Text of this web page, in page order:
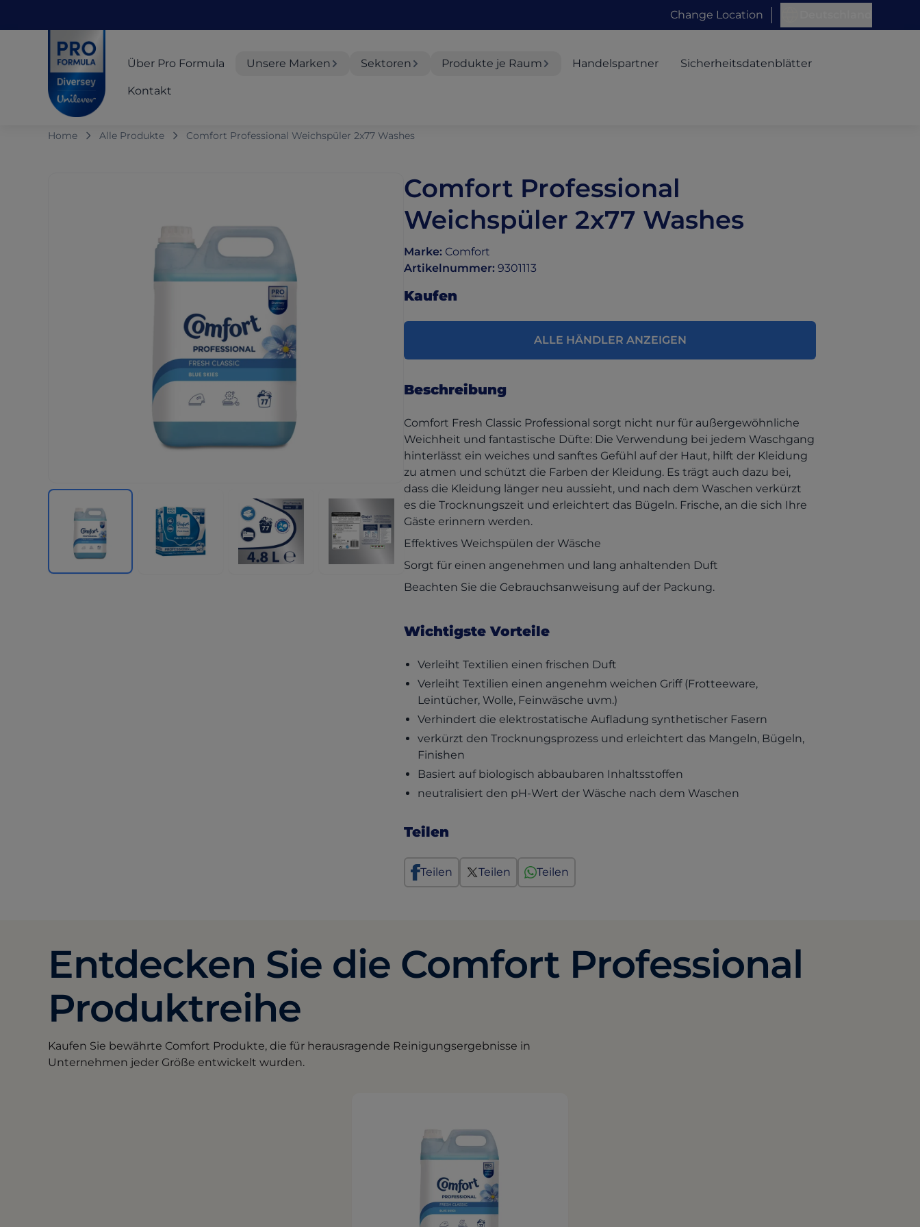
Change Location
Über Pro Formula Unsere Marken Sektoren Produkte je Raum Handelspartner Sicherheitsdatenblätter
Kontakt
Home Alle Produkte Comfort Professional Weichspüler 2x77 Washes
Comfort Professional
Weichspüler 2x77 Washes
Marke: Comfort
Artikelnummer: 9301113
Kaufen
ALLE HÄNDLER ANZEIGEN
Beschreibung
Comfort Fresh Classic Professional sorgt nicht nur für außergewöhnliche
Weichheit und fantastische Düfte: Die Verwendung bei jedem Waschgang
hinterlässt ein weiches und sanftes Gefühl auf der Haut, hilft der Kleidung
zu atmen und schützt die Farben der Kleidung. Es trägt auch dazu bei,
dass die Kleidung länger neu aussieht, und nach dem Waschen verkürzt
es die Trocknungszeit und erleichtert das Bügeln. Frische, an die sich Ihre
Gäste erinnern werden.
Effektives Weichspülen der Wäsche
Sorgt für einen angenehmen und lang anhaltenden Duft
Beachten Sie die Gebrauchsanweisung auf der Packung.
Wichtigste Vorteile
Verleiht Textilien einen frischen Duft
Verleiht Textilien einen angenehm weichen Griff (Frotteeware,
Leintücher, Wolle, Feinwäsche uvm.)
Verhindert die elektrostatische Aufladung synthetischer Fasern
verkürzt den Trocknungsprozess und erleichtert das Mangeln, Bügeln,
Finishen
Basiert auf biologisch abbaubaren Inhaltsstoffen
neutralisiert den pH-Wert der Wäsche nach dem Waschen
Teilen
Teilen Teilen Teilen
Entdecken Sie die Comfort Professional
Produktreihe
Kaufen Sie bewährte Comfort Produkte, die für herausragende Reinigungsergebnisse in
Unternehmen jeder Größe entwickelt wurden.